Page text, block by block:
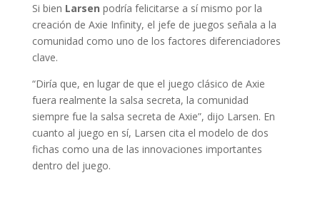
Si bien Larsen podría felicitarse a sí mismo por la
creación de Axie Infinity, el jefe de juegos señala a la
comunidad como uno de los factores diferenciadores
clave.
“Diría que, en lugar de que el juego clásico de Axie
fuera realmente la salsa secreta, la comunidad
siempre fue la salsa secreta de Axie”, dijo Larsen. En
cuanto al juego en sí, Larsen cita el modelo de dos
fichas como una de las innovaciones importantes
dentro del juego.